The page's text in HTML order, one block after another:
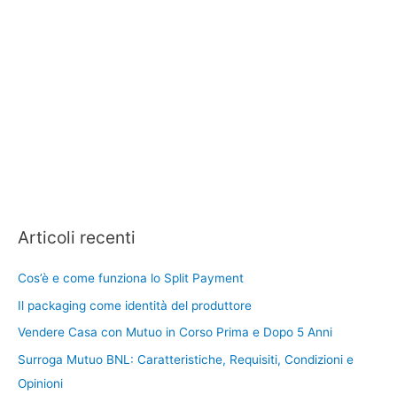
Articoli recenti
Cos’è e come funziona lo Split Payment
Il packaging come identità del produttore
Vendere Casa con Mutuo in Corso Prima e Dopo 5 Anni
Surroga Mutuo BNL: Caratteristiche, Requisiti, Condizioni e
Opinioni